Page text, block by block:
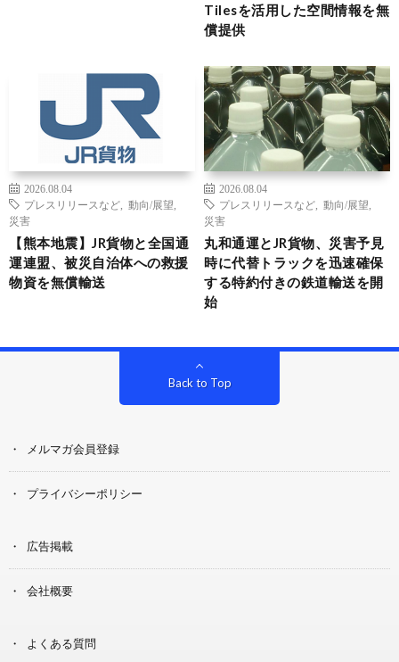
Tilesを活用した空間情報を無
償提供
2026.08.04
プレスリリースなど
動向/展望
災害
【熊本地震】JR貨物と全国通
運連盟、被災自治体への救援
物資を無償輸送
2026.08.04
プレスリリースなど
動向/展望
災害
丸和通運とJR貨物、災害予見
時に代替トラックを迅速確保
する特約付きの鉄道輸送を開
始
Back to Top
メルマガ会員登録
プライバシーポリシー
広告掲載
会社概要
よくある質問